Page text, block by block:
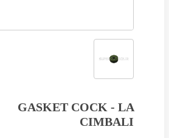
GASKET COCK - LA
CIMBALI